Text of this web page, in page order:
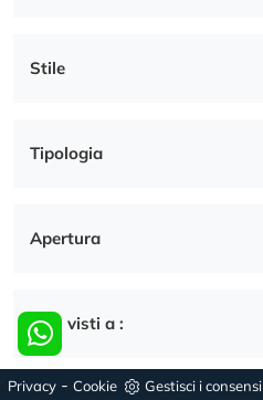
Stile
Tipologia
Apertura
I più visti a :
Privacy - Cookie Gestisci i consensi